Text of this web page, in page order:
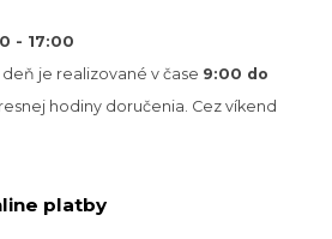
- 17:00
je realizované v čase 9:00 do
hodiny doručenia. Cez víkend
platby